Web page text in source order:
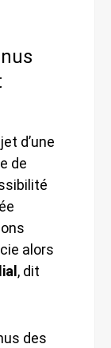
d’une
de
alors
, dit
des